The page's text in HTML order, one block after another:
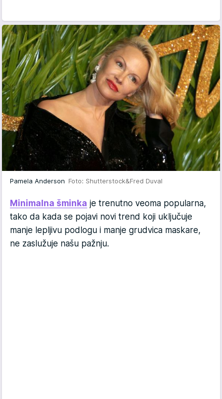
Pamela Anderson Foto: Shutterstock&Fred Duval
Minimalna šminka je trenutno veoma popularna,
tako da kada se pojavi novi trend koji uključuje
manje lepljivu podlogu i manje grudvica maskare,
ne zaslužuje našu pažnju.